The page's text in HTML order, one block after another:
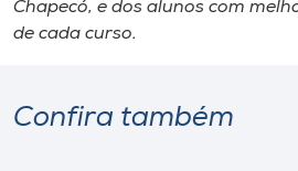
Chapecó, e dos alunos com
de cada curso.
Confira também